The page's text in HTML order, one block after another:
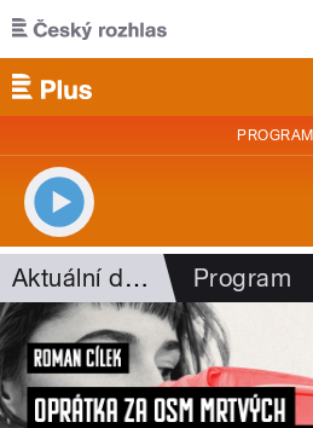
Přejít k hlavnímu obsahu
PROGRAM
Aktuální dění Program